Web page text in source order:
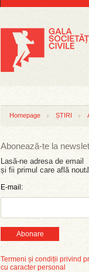
Homepage ȘTIRI
Abonează-te la
Lasă-ne adresa de email
și fii primul care află
E-mail:
Abonare
Termeni și condiții privind
cu caracter personal